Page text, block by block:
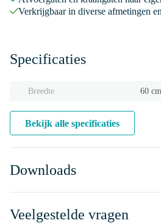
Verkrijgbaar in diverse afmetingen
Specificaties
Breedte 60 cm
Bekijk alle specificaties
Downloads
Veelgestelde vragen